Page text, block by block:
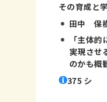
その育成と
田中 保
「主体
実現させ
のかも概
375 シ